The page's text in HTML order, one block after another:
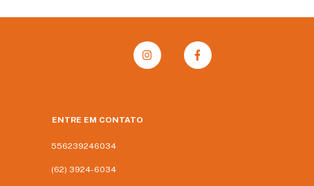
ENTRE EM CONTATO
556239246034
(62) 3924-6034